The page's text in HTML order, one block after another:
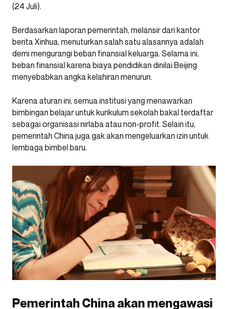
(24 Juli).
Berdasarkan laporan pemerintah, melansir dari kantor
berita Xinhua, menuturkan salah satu alasannya adalah
demi mengurangi beban finansial keluarga. Selama ini,
beban finansial karena biaya pendidikan dinilai Beijing
menyebabkan angka kelahiran menurun.
Karena aturan ini, semua institusi yang menawarkan
bimbingan belajar untuk kurikulum sekolah bakal terdaftar
sebagai organisasi nirlaba atau non-profit. Selain itu,
pemerintah China juga gak akan mengeluarkan izin untuk
lembaga bimbel baru.
Pemerintah China akan mengawasi